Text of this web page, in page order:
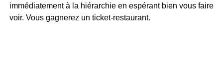
immédiatement à la hiérarchie en espérant bien vous faire
voir. Vous gagnerez un ticket-restaurant.